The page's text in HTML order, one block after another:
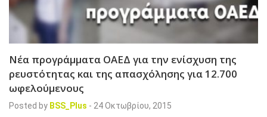
Νέα προγράμματα ΟΑΕΔ για την ενίσχυση της
ρευστότητας και της απασχόλησης για 12.700
ωφελούμενους
Posted by BSS_Plus - 24 Οκτωβρίου, 2015